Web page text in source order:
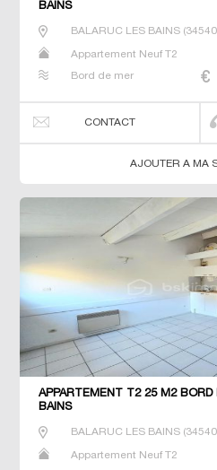
BAINS
BALARUC LES BAINS(34540
Appartement Neuf T2
Bord de mer
CONTACT
AJOUTER A MA
APPARTEMENT T2 25 M2 BORD
BAINS
BALARUC LES BAINS(34540
Appartement Neuf T2